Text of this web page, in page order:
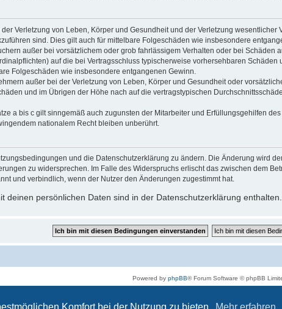
der Verletzung von Leben, Körper und Gesundheit und der Verletzung
sind. Dies gilt auch für mittelbare Folgeschäden wie insbesondere
außer bei vorsätzlichem oder grob fahrlässigem Verhalten oder bei Schäden
auf die bei Vertragsschluss typischerweise vorhersehbaren
Folgeschäden wie insbesondere entgangenen Gewinn.
außer bei der Verletzung von Leben, Körper und Gesundheit oder
und im Übrigen der Höhe nach auf die vertragstypischen
a bis c gilt sinngemäß auch zugunsten der Mitarbeiter und Erfüllungsgehilfen
nationalem Recht bleiben unberührt.
und die Datenschutzerklärung zu ändern. Die Änderung wird
zu widersprechen. Im Falle des Widerspruchs erlischt das zwischen dem
und verbindlich, wenn der Nutzer den Änderungen zugestimmt hat.
deinen persönlichen Daten sind in der Datenschutzerklärung enthalten.
Powered by phpBB® Forum Software © phpBB